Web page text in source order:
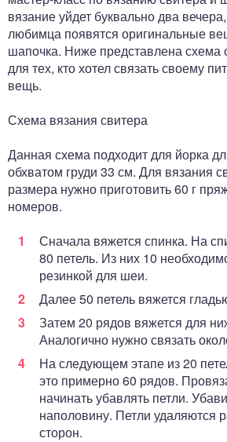
вязание уйдет буквально два
любимца появятся оригинальные
шапочка. Ниже представлена схема
для тех, кто хотел связать своему
вещь.
Схема вязания свитера
Данная схема подходит для йорка
обхватом груди 33 см. Для вязания
размера нужно приготовить 60 г
номеров.
Сначала вяжется спинка. На
80 петель. Из них 10
резинкой для шеи.
Далее 50 петель вяжется
Затем 20 рядов вяжется для
Аналогично нужно связать
На следующем этапе из 20
это примерно 60 рядов.
начинать убавлять петли.
наполовину. Петли удаляются
сторон.